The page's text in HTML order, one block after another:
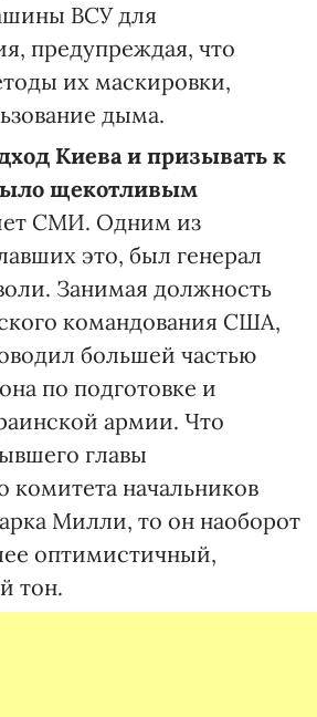
ВСУ для
предупреждая, что
их маскировки,
дыма.
Киева и призывать к
щекотливым
СМИ. Одним из
это, был генерал
Занимая должность
командования США,
большей частью
по подготовке и
армии. Что
главы
комитета начальников
Милли, то он наоборот
оптимистичный,
тон.